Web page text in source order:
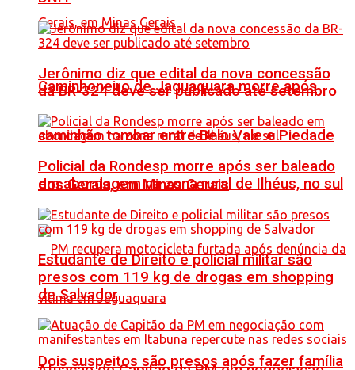
Caminhoneiro de Jaguaquara morre após
caminhão tombar entre Belo Vale e Piedade
dos Gerais, em Minas Gerais
Dois suspeitos são presos após fazer família
Jerônimo diz que edital da nova concessão
da BR-324 deve ser publicado até setembro
Policial da Rondesp morre após ser baleado
em abordagem na zona rural de Ilhéus, no sul
Estudante de Direito e policial militar são
presos com 119 kg de drogas em shopping
de Salvador